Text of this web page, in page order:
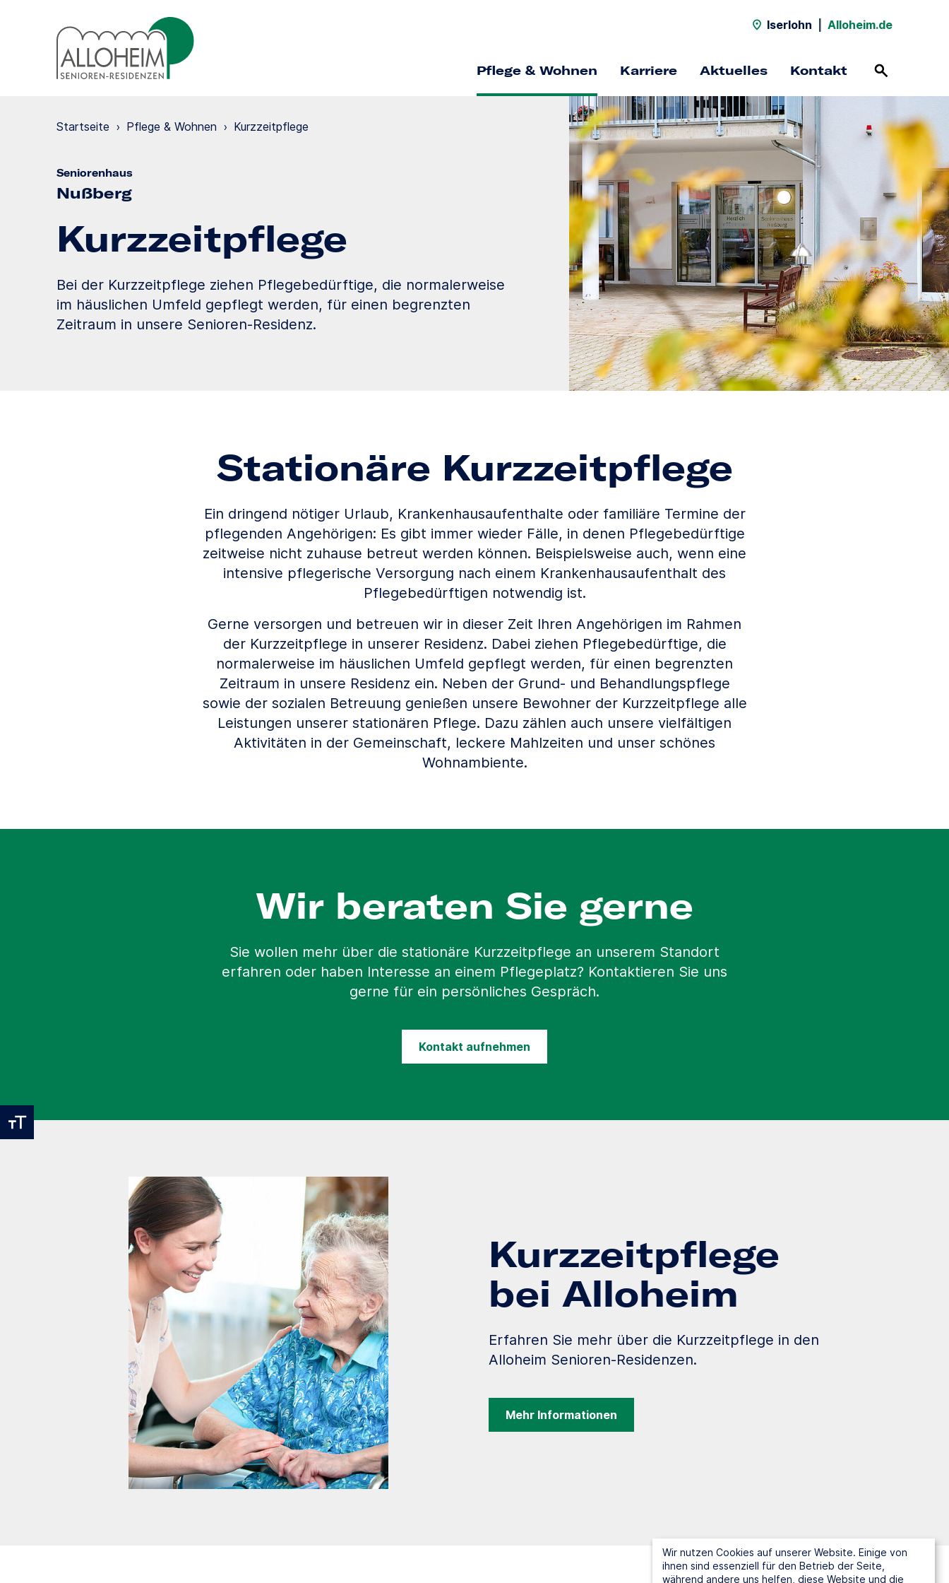
Iserlohn Alloheim.de
Pflege & Wohnen Karriere Aktuelles Kontakt
Startseite › Pflege & Wohnen › Kurzzeit­pflege
Seniorenhaus
Nußberg
Kurzzeit­pflege
Bei der Kurzzeitpflege ziehen Pflegebedürftige, die normalerweise
im häuslichen Umfeld gepflegt werden, für einen begrenzten
Zeitraum in unsere Senioren-Residenz.
Stationäre Kurzzeitpflege
Ein dringend nötiger Urlaub, Krankenhausaufenthalte oder familiäre Termine der
pflegenden Angehörigen: Es gibt immer wieder Fälle, in denen Pflegebedürftige
zeitweise nicht zuhause betreut werden können. Beispielsweise auch, wenn eine
intensive pflegerische Versorgung nach einem Krankenhausaufenthalt des
Pflegebedürftigen notwendig ist.
Gerne versorgen und betreuen wir in dieser Zeit Ihren Angehörigen im Rahmen
der Kurzzeitpflege in unserer Residenz. Dabei ziehen Pflegebedürftige, die
normalerweise im häuslichen Umfeld gepflegt werden, für einen begrenzten
Zeitraum in unsere Residenz ein. Neben der Grund- und Behandlungspflege
sowie der sozialen Betreuung genießen unsere Bewohner der Kurzzeitpflege alle
Leistungen unserer stationären Pflege. Dazu zählen auch unsere vielfältigen
Aktivitäten in der Gemeinschaft, leckere Mahlzeiten und unser schönes
Wohnambiente.
Wir beraten Sie gerne
Sie wollen mehr über die stationäre Kurzzeitpflege an unserem Standort
erfahren oder haben Interesse an einem Pflegeplatz? Kontaktieren Sie uns
gerne für ein persönliches Gespräch.
Kontakt aufnehmen
Kurzzeitpflege
bei Alloheim
Erfahren Sie mehr über die Kurzzeitpflege in den
Alloheim Senioren-Residenzen.
Mehr Informationen
Wir nutzen Cookies auf unserer Website. Einige von
ihnen sind essenziell für den Betrieb der Seite,
während andere uns helfen, diese Website und die